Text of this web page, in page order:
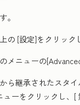
。
の [設定]をクリック
メニューの
ら継承されたスタ
ーをクリックし、[